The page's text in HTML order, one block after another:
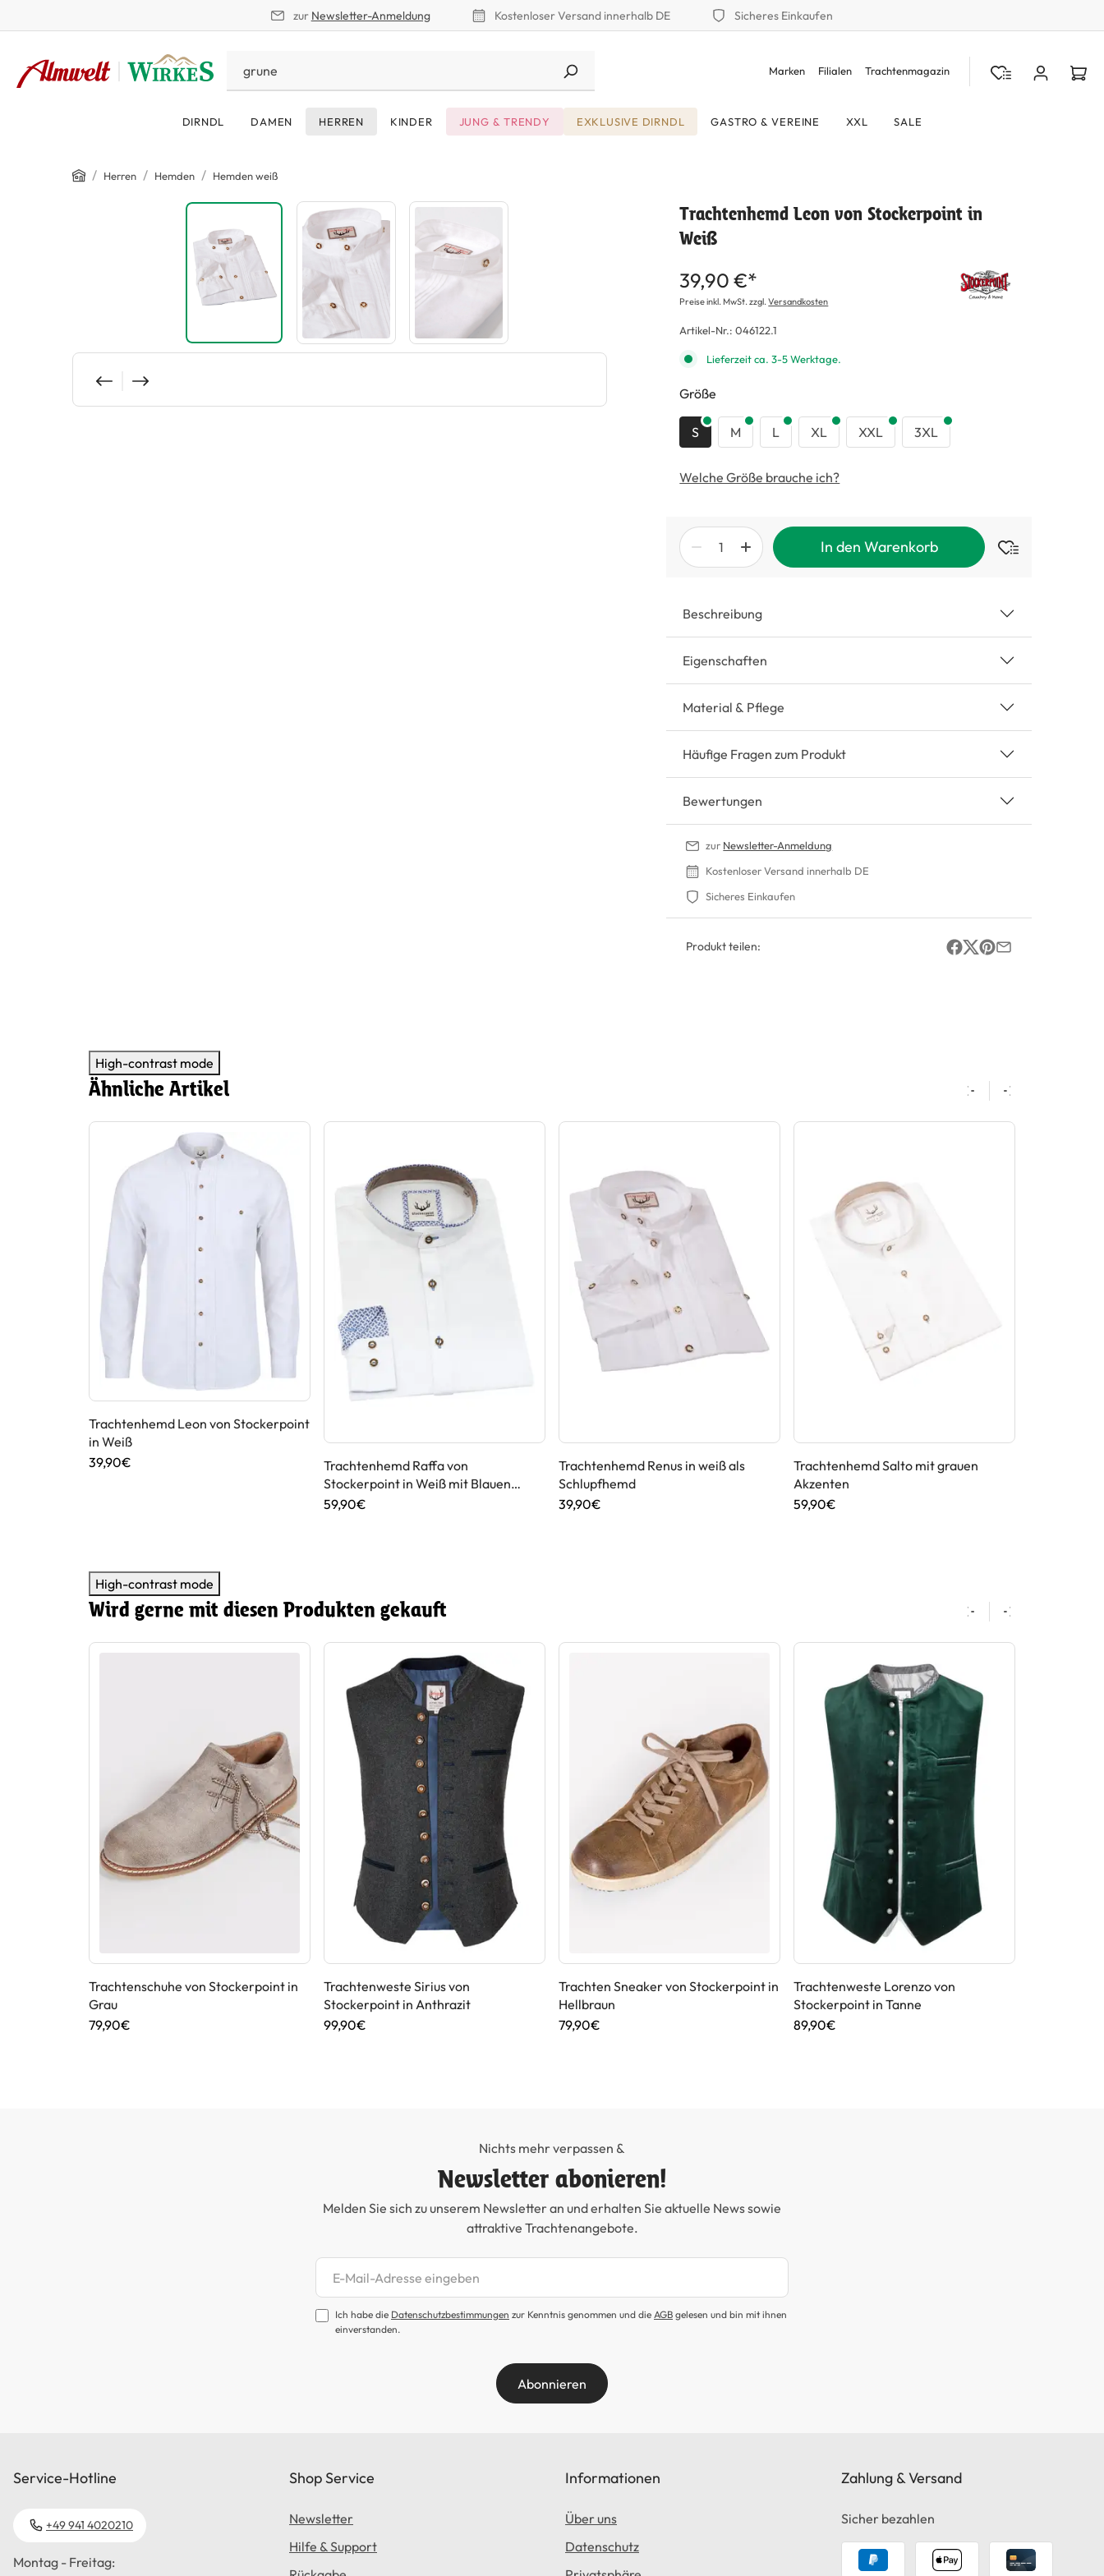
zur Newsletter-Anmeldung Kostenloser Versand innerhalb DE Sicheres Einkaufen
Marken Filialen Trachtenmagazin
DIRNDL DAMEN HERREN KINDER JUNG & TRENDY EXKLUSIVE DIRNDL GASTRO & VEREINE XXL SALE
Home
/ Herren / Hemden / Hemden weiß
Bildergalerie überspringen
Trachtenhemd Leon von Stockerpoint in
Weiß
39,90 €*
Preise inkl. MwSt. zzgl.Versandkosten
Artikel-Nr.:046122.1
Lieferzeit ca. 3-5 Werktage.
Größe
S M L XL XXL 3XL
Welche Größe brauche ich?
In den Warenkorb
Beschreibung
Eigenschaften
Material & Pflege
Häufige Fragen zum Produkt
Bewertungen
zur Newsletter-Anmeldung
Kostenloser Versand innerhalb DE
Sicheres Einkaufen
Produkt teilen:
High-contrast mode
Ähnliche Artikel
Trachtenhemd Leon von Stockerpoint
in Weiß
39,90€
Trachtenhemd Raffa von
Stockerpoint in Weiß mit Blauen
Applikationen
59,90€
Trachtenhemd Renus in weiß als
Schlupfhemd
39,90€
Trachtenhemd Salto mit grauen
Akzenten
59,90€
High-contrast mode
Wird gerne mit diesen Produkten gekauft
Trachtenschuhe von Stockerpoint in
Grau
79,90€
Trachtenweste Sirius von
Stockerpoint in Anthrazit
99,90€
Trachten Sneaker von Stockerpoint in
Hellbraun
79,90€
Trachtenweste Lorenzo von
Stockerpoint in Tanne
89,90€
Nichts mehr verpassen &
Newsletter abonieren!
Melden Sie sich zu unserem Newsletter an und erhalten Sie aktuelle News sowie
attraktive Trachtenangebote.
Newsletter abonnieren
Ich habe die Datenschutzbestimmungen zur Kenntnis genommen und die AGB gelesen und bin mit ihnen
einverstanden.
Abonnieren
Service-Hotline
+49 941 4020210
Montag - Freitag:
Shop Service
Newsletter
Hilfe & Support
Informationen
Über uns
Datenschutz
Zahlung & Versand
Sicher bezahlen